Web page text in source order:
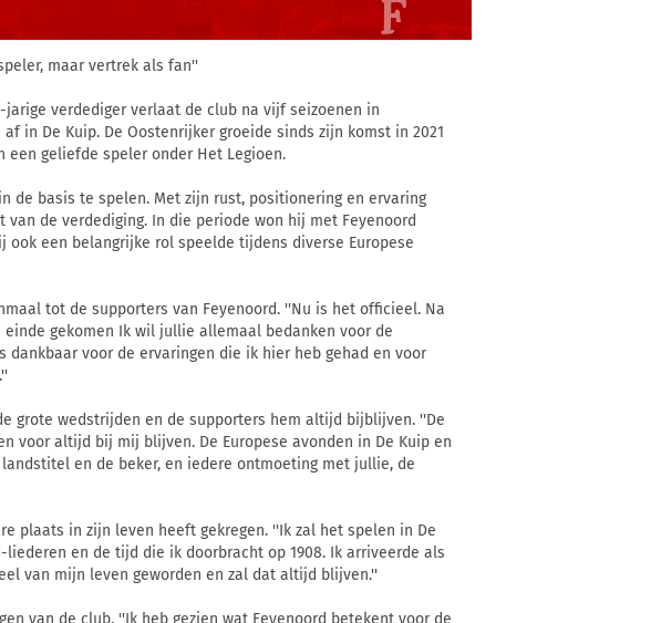
maar vertrek als fan''
jarige verdediger verlaat de club na vijf seizoenen in
in De Kuip. De Oostenrijker groeide sinds zijn komst in 2021
geliefde speler onder Het Legioen.
de basis te spelen. Met zijn rust, positionering en ervaring
de verdediging. In die periode won hij met Feyenoord
een belangrijke rol speelde tijdens diverse Europese
tot de supporters van Feyenoord. ''Nu is het officieel. Na
gekomen Ik wil jullie allemaal bedanken voor de
voor de ervaringen die ik hier heb gehad en voor
grote wedstrijden en de supporters hem altijd bijblijven. ''De
voor altijd bij mij blijven. De Europese avonden in De Kuip en
en de beker, en iedere ontmoeting met jullie, de
plaats in zijn leven heeft gekregen. ''Ik zal het spelen in De
en de tijd die ik doorbracht op 1908. Ik arriveerde als
van mijn leven geworden en zal dat altijd blijven.''
van de club. ''Ik heb gezien wat Feyenoord betekent voor de